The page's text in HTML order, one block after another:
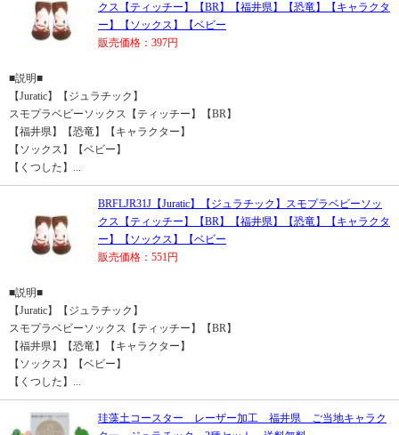
クス【ティッチー】【BR】【福井県】【恐竜】【キャラクタ
ー】【ソックス】【ベビー
販売価格：397円
■説明■
【Juratic】【ジュラチック】
スモプラベビーソックス【ティッチー】【BR】
【福井県】【恐竜】【キャラクター】
【ソックス】【ベビー】
【くつした】...
BRFLJR31J【Juratic】【ジュラチック】スモプラベビーソッ
クス【ティッチー】【BR】【福井県】【恐竜】【キャラクタ
ー】【ソックス】【ベビー
販売価格：551円
■説明■
【Juratic】【ジュラチック】
スモプラベビーソックス【ティッチー】【BR】
【福井県】【恐竜】【キャラクター】
【ソックス】【ベビー】
【くつした】...
珪藻土コースター レーザー加工 福井県 ご当地キャラク